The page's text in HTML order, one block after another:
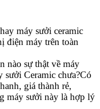
hay máy sưởi ceramic
điện máy trên toàn
nào sự thật về máy
Ceramic chưa?Có
giá thành rẻ,
máy sưởi này là hợp lý